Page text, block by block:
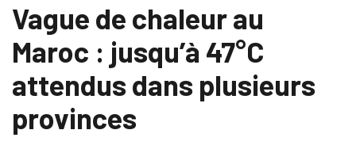
Vague de chaleur au
Maroc : jusqu’à 47°C
attendus dans plusieurs
provinces